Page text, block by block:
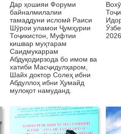
Дар ҳошияи Форуми
байналмилалии
тамаддуни исломӣ Раиси
Шӯрои уламои Ҷумҳурии
Тоҷикистон, Муфтии
кишвар муҳтарам
Саидмукаррам
Абдуқодирзода бо имом ва
хатиби Масҷидулҳаром,
Шайх доктор Солеҳ ибни
Абдуллоҳ ибни Ҳумайд
мулоқот намуданд.